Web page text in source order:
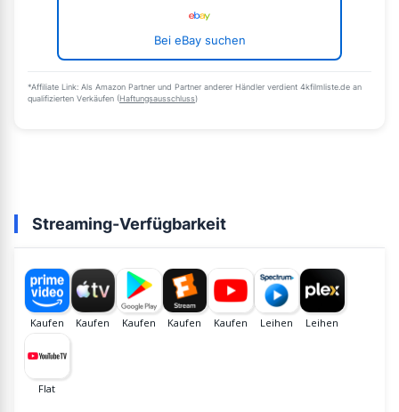
Bei eBay suchen
*Affiliate Link: Als Amazon Partner und Partner anderer Händler verdient 4kfilmliste.de an
qualifizierten Verkäufen (Haftungsausschluss)
Streaming-Verfügbarkeit